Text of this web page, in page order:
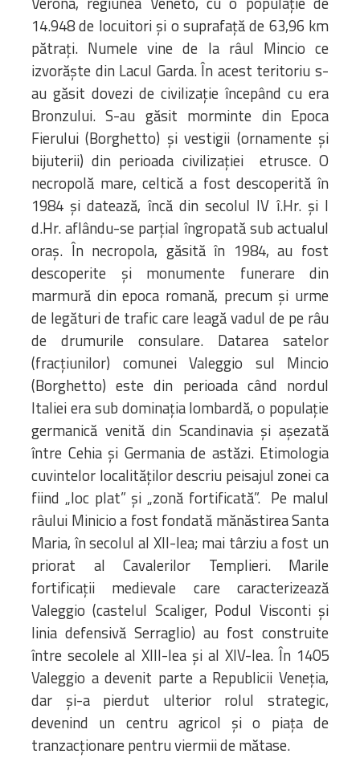
14.948 de locuitori și o suprafață de 63,96 km
pătrați. Numele vine de la râul Mincio ce
izvorăște din Lacul Garda. În acest teritoriu s-
au găsit dovezi de civilizație începând cu era
Bronzului. S-au găsit morminte din Epoca
Fierului (Borghetto) și vestigii (ornamente și
bijuterii) din perioada civilizației etrusce. O
necropolă mare, celtică a fost descoperită în
1984 și datează, încă din secolul IV î.Hr. și I
d.Hr. aflându-se parțial îngropată sub actualul
oraș. În necropola, găsită în 1984, au fost
descoperite și monumente funerare din
marmură din epoca romană, precum și urme
de legături de trafic care leagă vadul de pe râu
de drumurile consulare. Datarea satelor
(fracțiunilor) comunei Valeggio sul Mincio
(Borghetto) este din perioada când nordul
Italiei era sub dominația lombardă, o populație
germanică venită din Scandinavia și așezată
între Cehia și Germania de astăzi. Etimologia
cuvintelor localităților descriu peisajul zonei ca
fiind „loc plat” și „zonă fortificată”. Pe malul
râului Minicio a fost fondată mănăstirea Santa
Maria, în secolul al XII-lea; mai târziu a fost un
priorat al Cavalerilor Templieri. Marile
fortificații medievale care caracterizează
Valeggio (castelul Scaliger, Podul Visconti și
linia defensivă Serraglio) au fost construite
între secolele al XIII-lea și al XIV-lea. În 1405
Valeggio a devenit parte a Republicii Veneția,
dar și-a pierdut ulterior rolul strategic,
devenind un centru agricol și o piața de
tranzacționare pentru viermii de mătase.